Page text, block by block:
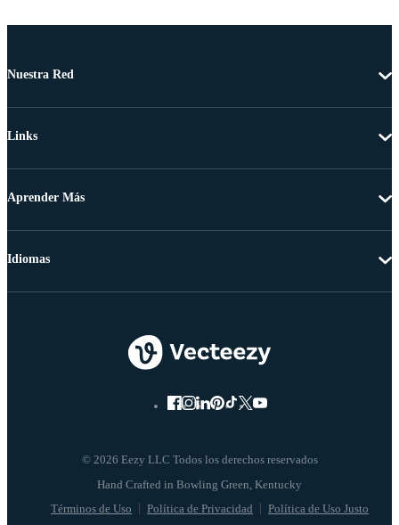
Nuestra Red
Links
Aprender Más
© 2026 Eezy LLC Todos los derechos reservados
Términos de Uso Política de Privacidad Política de Uso Justo
Idiomas